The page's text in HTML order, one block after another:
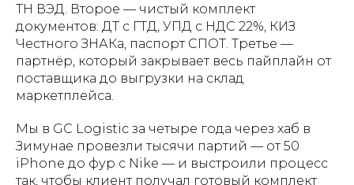
ТН ВЭД. Второе — чистый комплект
документов: ДТ с ГТД, УПД с НДС 22%, КИЗ
Честного ЗНАКа, паспорт СПОТ. Третье —
партнёр, который закрывает весь пайплайн от
поставщика до выгрузки на склад
маркетплейса.
Мы в GC Logistic за четыре года через хаб в
Зимунае провезли тысячи партий — от 50
iPhone до фур с Nike — и выстроили процесс
так, чтобы клиент получал готовый комплект